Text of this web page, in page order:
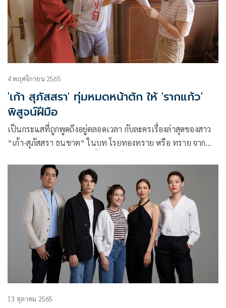
4 พฤศจิกายน 2565
'เก้า สุภัสสรา' ทุ่มหมดหน้าตัก ให้ 'รากแก้ว'
พิสูจน์ฝีมือ
เป็นกระแสที่ถูกพูดถึงอยู่ตลอดเวลา กับละครเรื่องล่าสุดของสาว
“เก้า-สุภัสสรา ธนชาต” ในบท โรยทองทราย หรือ ทราย จาก
ที่เจ้าตัวได้ร่วมแสดงกับรุ่นพี่ “คริส หอวัง” เรียกว่าเข้าฉากด้วย
กันทีไรก็ตีบทแตกกระจุยโดยเฉพาะฉากดราม่า ที่ใครดูก็ต้องอวย
ยศให้สาวเก้า ซึ่งหลังออกอากาศไปได้ไม่นาน ก็สร้างความปังถล่ม
ทลายกับภาพจำใหม่ๆ ของเธอ
13 ตุลาคม 2565